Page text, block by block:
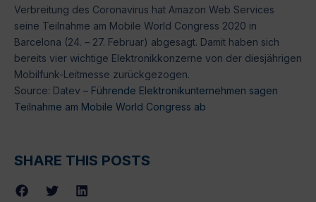
Verbreitung des Coronavirus hat Amazon Web Services
seine Teilnahme am Mobile World Congress 2020 in
Barcelona (24. – 27. Februar) abgesagt. Damit haben sich
bereits vier wichtige Elektronikkonzerne von der diesjährigen
Mobilfunk-Leitmesse zurückgezogen.
Source: Datev – Führende Elektronikunternehmen sagen
Teilnahme am Mobile World Congress ab
SHARE THIS POSTS